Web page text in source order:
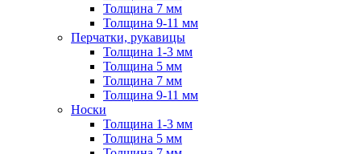
Толщина 7 мм
Толщина 9-11 мм
Перчатки, рукавицы
Толщина 1-3 мм
Толщина 5 мм
Толщина 7 мм
Толщина 9-11 мм
Носки
Толщина 1-3 мм
Толщина 5 мм